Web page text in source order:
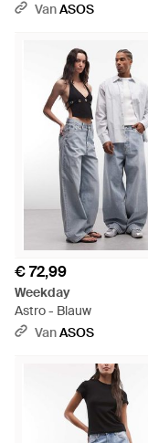
VanASOS
€ 72,99
Weekday
Astro - Blauw
VanASOS